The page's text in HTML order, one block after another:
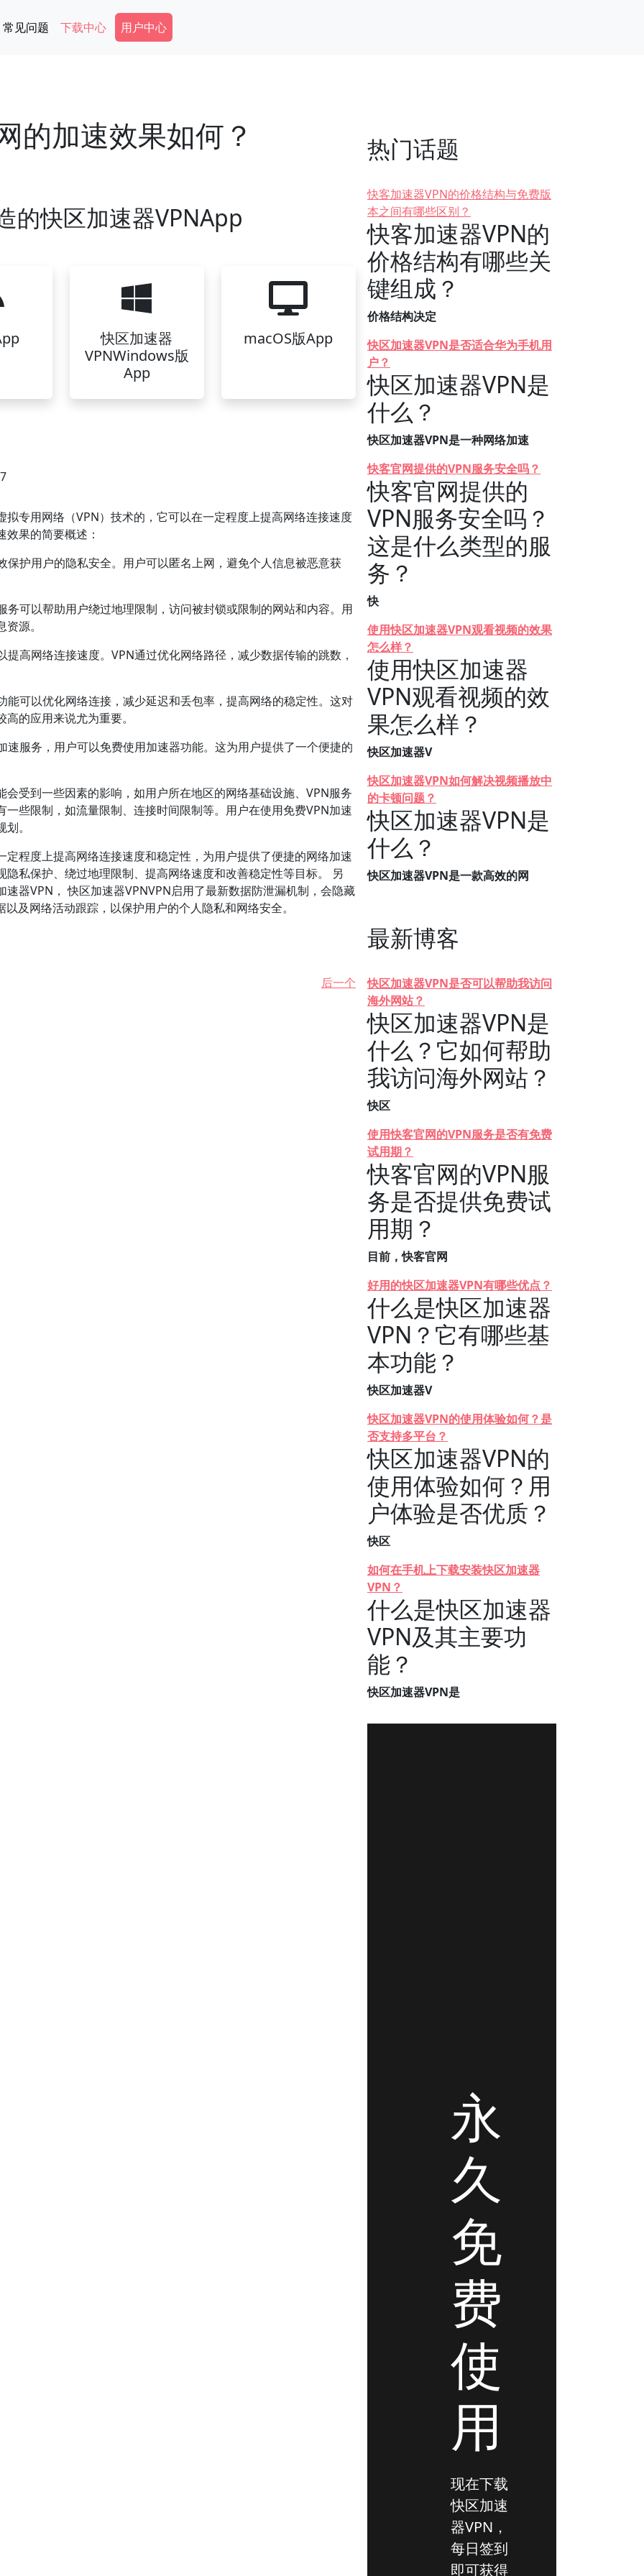
常见问题 下载中心 Secondary Menu
用户中心
的加速效果如何？
的快区加速器VPNApp
快区加速器
VPNWindows版
App
macOS版App
专用网络（VPN）技术的，它可以在一定程度上提高网络连接速度
果的简要概述：
保护用户的隐私安全。用户可以匿名上网，避免个人信息被恶意获
可以帮助用户绕过地理限制，访问被封锁或限制的网站和内容。用
源。
高网络连接速度。VPN通过优化网络路径，减少数据传输的跳数，
能可以优化网络连接，减少延迟和丢包率，提高网络的稳定性。这对
的应用来说尤为重要。
服务，用户可以免费使用加速器功能。这为用户提供了一个便捷的
受到一些因素的影响，如用户所在地区的网络基础设施、VPN服务
些限制，如流量限制、连接时间限制等。用户在使用免费VPN加速
。
程度上提高网络连接速度和稳定性，为用户提供了便捷的网络加速
私保护、绕过地理限制、提高网络速度和改善稳定性等目标。 另
器VPN， 快区加速器VPNVPN启用了最新数据防泄漏机制，会隐藏
及网络活动跟踪，以保护用户的个人隐私和网络安全。
后一个
热门话题
快客加速器VPN的价格结构与免费版
本之间有哪些区别？
快客加速器VPN的
价格结构有哪些关
键组成？
价格结构决定
快区加速器VPN是否适合华为手机用
户？
快区加速器VPN是
什么？
快区加速器VPN是一种网络加速
快客官网提供的VPN服务安全吗？
快客官网提供的
VPN服务安全吗？
这是什么类型的服
务？
快
使用快区加速器VPN观看视频的效果
怎么样？
使用快区加速器
VPN观看视频的效
果怎么样？
快区加速器V
快区加速器VPN如何解决视频播放中
的卡顿问题？
快区加速器VPN是
什么？
快区加速器VPN是一款高效的网
最新博客
快区加速器VPN是否可以帮助我访问
海外网站？
快区加速器VPN是
什么？它如何帮助
我访问海外网站？
快区
使用快客官网的VPN服务是否有免费
试用期？
快客官网的VPN服
务是否提供免费试
用期？
目前，快客官网
好用的快区加速器VPN有哪些优点？
什么是快区加速器
VPN？它有哪些基
本功能？
快区加速器V
快区加速器VPN的使用体验如何？是
否支持多平台？
快区加速器VPN的
使用体验如何？用
户体验是否优质？
快区
如何在手机上下载安装快区加速器
VPN？
什么是快区加速器
VPN及其主要功
能？
快区加速器VPN是
永
久
免
费
使
用
现在下载
快区加速
器VPN，
每日签到
即可获得